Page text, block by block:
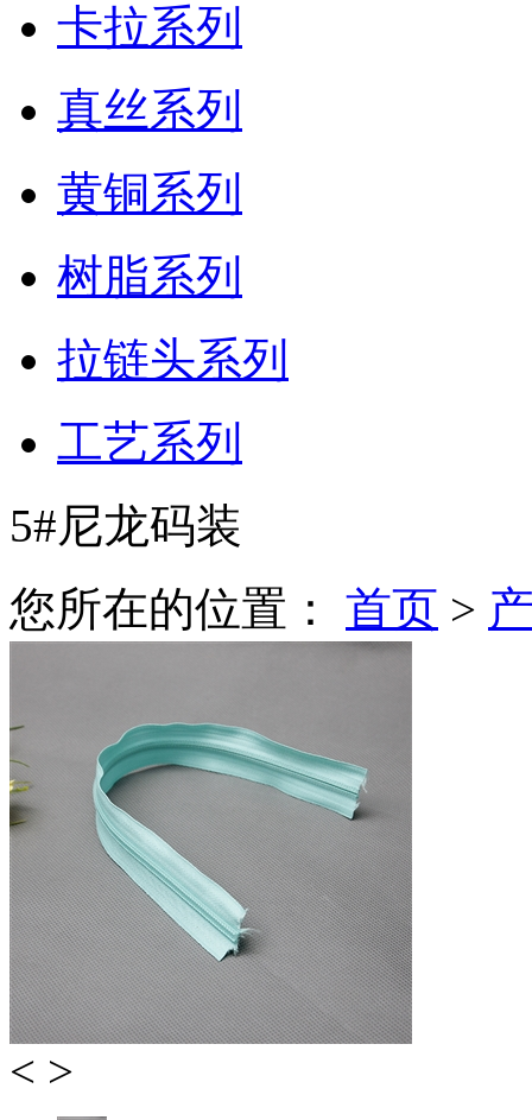
卡拉系列
真丝系列
黄铜系列
树脂系列
拉链头系列
工艺系列
5#尼龙码装
您所在的位置： 首页 >
< >